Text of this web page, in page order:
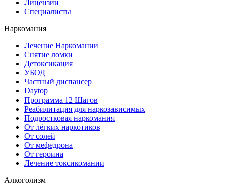
Лицензии
Специалисты
Наркомания
Лечение Наркомании
Снятие ломки
Детоксикация
УБОД
Частный диспансер
Daytop
Программа 12 Шагов
Реабилитация для наркозависимых
Подростковая наркомания
От лёгких наркотиков
От солей
От мефедрона
От героина
Лечение токсикомании
Алкоголизм